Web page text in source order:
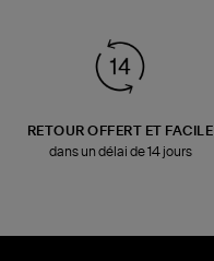
RETOUR OFFERT ET FACILE
dans un délai de 14 jours